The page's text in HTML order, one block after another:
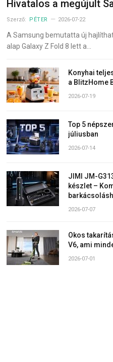
Hivatalos a megújult
Szerző: PÉTER 2026-07-22
A Samsung bemutatta új
alap Galaxy Z Fold 8 lett a…
Konyhai
a BlitzHome
2026-07-19
Top 5
júliusban
2026-07-14
JIMI JM-
készlet –
2026-07-07
Okos
V6, ami
2026-07-01